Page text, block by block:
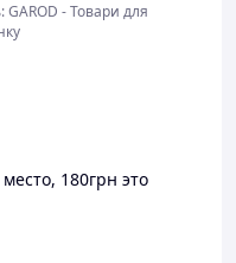
- Товари для
180грн это